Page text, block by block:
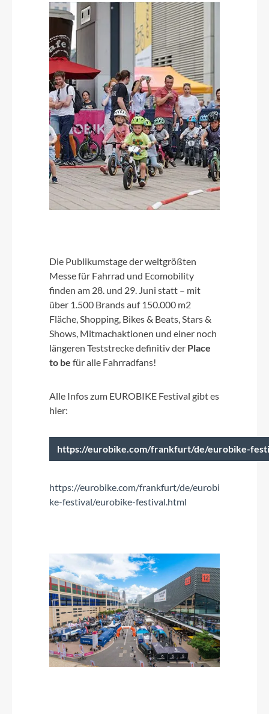
Die Publikumstage der weltgrößten
Messe für Fahrrad und Ecomobility
finden am 28. und 29. Juni statt – mit
über 1.500 Brands auf 150.000 m2
Fläche, Shopping, Bikes & Beats, Stars &
Shows, Mitmachaktionen und einer noch
längeren Teststrecke definitiv der Place
to be für alle Fahrradfans!
Alle Infos zum EUROBIKE Festival gibt es
hier:
https://eurobike.com/frankfurt/de/eurobike-
https://eurobike.com/frankfurt/de/eurobi
ke-festival/eurobike-festival.html